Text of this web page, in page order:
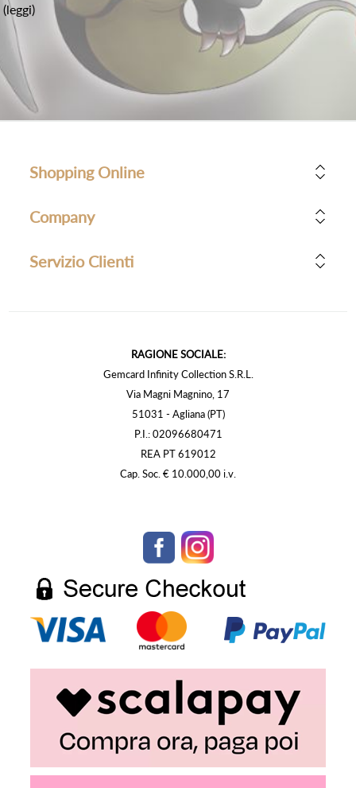
(leggi)
Shopping Online
Company
Servizio Clienti
RAGIONE SOCIALE:
Gemcard Infinity Collection S.R.L.
Via Magni Magnino, 17
51031 - Agliana (PT)
P.I.: 02096680471
REA PT 619012
Cap. Soc. € 10.000,00 i.v.